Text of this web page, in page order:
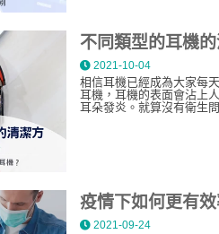
不同類型的耳機
2021-10-04
相信耳機已經成為大家每
耳機，耳機的表面會沾上
耳朵發炎。就算沒有衛生
疫情下如何更有
2021-09-24